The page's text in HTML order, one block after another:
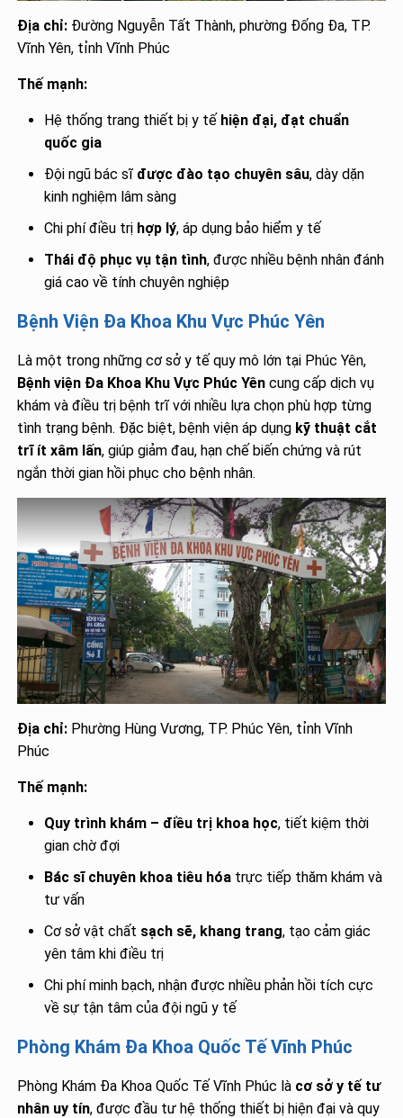
Địa chỉ: Đường Nguyễn Tất Thành, phường Đống Đa, TP.
Vĩnh Yên, tỉnh Vĩnh Phúc
Thế mạnh:
Hệ thống trang thiết bị y tế hiện đại, đạt chuẩn
quốc gia
Đội ngũ bác sĩ được đào tạo chuyên sâu, dày dặn
kinh nghiệm lâm sàng
Chi phí điều trị hợp lý, áp dụng bảo hiểm y tế
Thái độ phục vụ tận tình, được nhiều bệnh nhân đánh
giá cao về tính chuyên nghiệp
Bệnh Viện Đa Khoa Khu Vực Phúc Yên
Là một trong những cơ sở y tế quy mô lớn tại Phúc Yên,
Bệnh viện Đa Khoa Khu Vực Phúc Yên cung cấp dịch vụ
khám và điều trị bệnh trĩ với nhiều lựa chọn phù hợp từng
tình trạng bệnh. Đặc biệt, bệnh viện áp dụng kỹ thuật cắt
trĩ ít xâm lấn, giúp giảm đau, hạn chế biến chứng và rút
ngắn thời gian hồi phục cho bệnh nhân.
Địa chỉ: Phường Hùng Vương, TP. Phúc Yên, tỉnh Vĩnh
Phúc
Thế mạnh:
Quy trình khám – điều trị khoa học, tiết kiệm thời
gian chờ đợi
Bác sĩ chuyên khoa tiêu hóa trực tiếp thăm khám và
tư vấn
Cơ sở vật chất sạch sẽ, khang trang, tạo cảm giác
yên tâm khi điều trị
Chi phí minh bạch, nhận được nhiều phản hồi tích cực
về sự tận tâm của đội ngũ y tế
Phòng Khám Đa Khoa Quốc Tế Vĩnh Phúc
Phòng Khám Đa Khoa Quốc Tế Vĩnh Phúc là cơ sở y tế tư
nhân uy tín, được đầu tư hệ thống thiết bị hiện đại và quy